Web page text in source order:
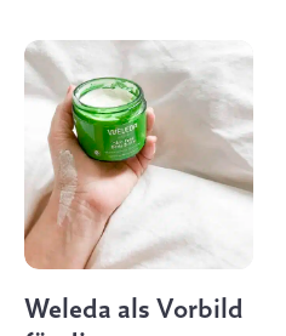
Weleda als Vorbild